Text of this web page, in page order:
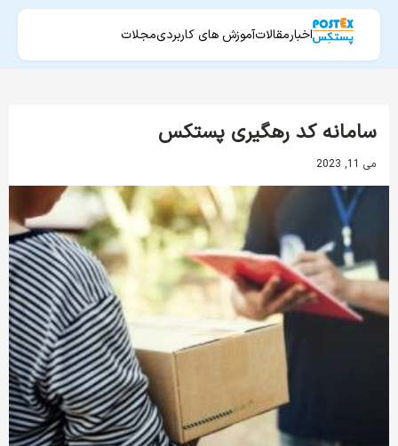
اخبارمقالاتآموزش های کاربردیمجلات
سامانه کد رهگیری پستکس
می 11, 2023